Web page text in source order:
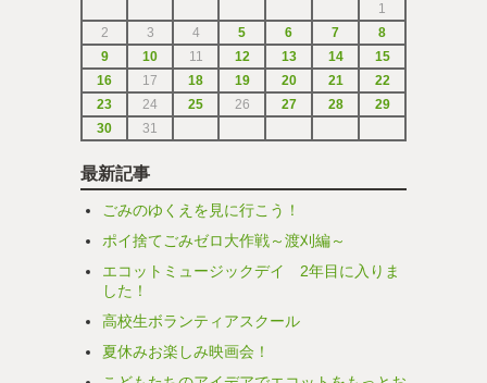
1
2
3 4 5 6 7
8
9
10 11 12 13 14
15
16
17 18 19 20 21
22
23
24 25 26 27 28
29
30
31
最新記事
ごみのゆくえを見に行こう！
ポイ捨てごみゼロ大作戦～渡刈編～
エコットミュージックデイ 2年目に入りま
した！
高校生ボランティアスクール
夏休みお楽しみ映画会！